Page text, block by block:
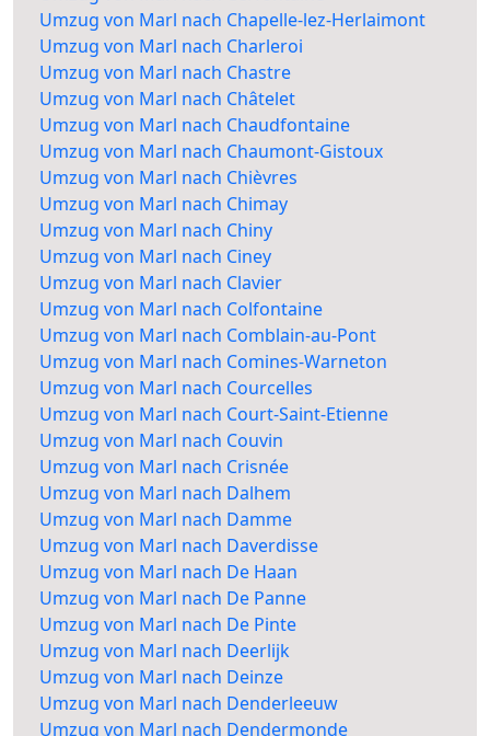
Umzug von Marl nach Chapelle-lez-Herlaimont
Umzug von Marl nach Charleroi
Umzug von Marl nach Chastre
Umzug von Marl nach Châtelet
Umzug von Marl nach Chaudfontaine
Umzug von Marl nach Chaumont-Gistoux
Umzug von Marl nach Chièvres
Umzug von Marl nach Chimay
Umzug von Marl nach Chiny
Umzug von Marl nach Ciney
Umzug von Marl nach Clavier
Umzug von Marl nach Colfontaine
Umzug von Marl nach Comblain-au-Pont
Umzug von Marl nach Comines-Warneton
Umzug von Marl nach Courcelles
Umzug von Marl nach Court-Saint-Etienne
Umzug von Marl nach Couvin
Umzug von Marl nach Crisnée
Umzug von Marl nach Dalhem
Umzug von Marl nach Damme
Umzug von Marl nach Daverdisse
Umzug von Marl nach De Haan
Umzug von Marl nach De Panne
Umzug von Marl nach De Pinte
Umzug von Marl nach Deerlijk
Umzug von Marl nach Deinze
Umzug von Marl nach Denderleeuw
Umzug von Marl nach Dendermonde